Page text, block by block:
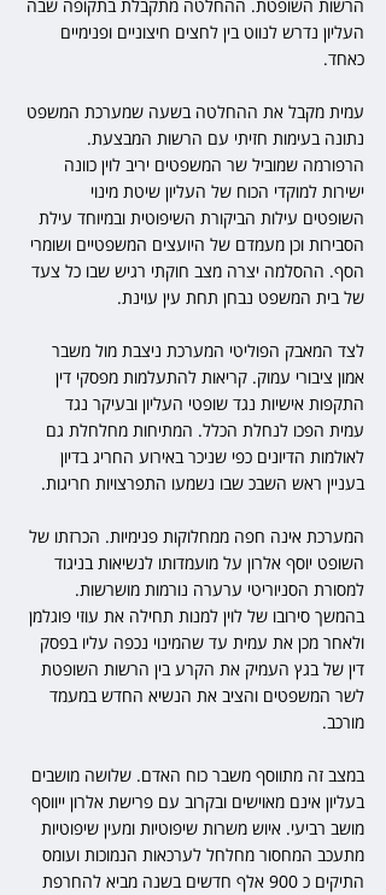
הרשות השופטת. ההחלטה מתקבלת בתקופה שבה
העליון נדרש לנווט בין לחצים חיצוניים ופנימיים
כאחד.
עמית מקבל את ההחלטה בשעה שמערכת המשפט
נתונה בעימות חזיתי עם הרשות המבצעת.
הרפורמה שמוביל שר המשפטים יריב לוין כוונה
ישירות למוקדי הכוח של העליון שיטת מינוי
השופטים עילות הביקורת השיפוטית ובמיוחד עילת
הסבירות וכן מעמדם של היועצים המשפטיים ושומרי
הסף. ההסלמה יצרה מצב חוקתי רגיש שבו כל צעד
של בית המשפט נבחן תחת עין עוינת.
לצד המאבק הפוליטי המערכת ניצבת מול משבר
אמון ציבורי עמוק. קריאות להתעלמות מפסקי דין
התקפות אישיות נגד שופטי העליון ובעיקר נגד
עמית הפכו לנחלת הכלל. המתיחות מחלחלת גם
לאולמות הדיונים כפי שניכר באירוע החריג בדיון
בעניין ראש השבכ שבו נשמעו התפרצויות חריגות.
המערכת אינה חפה ממחלוקות פנימיות. הכרזתו של
השופט יוסף אלרון על מועמדותו לנשיאות בניגוד
למסורת הסניוריטי ערערה נורמות מושרשות.
בהמשך סירובו של לוין למנות תחילה את עוזי פוגלמן
ולאחר מכן את עמית עד שהמינוי נכפה עליו בפסק
דין של בגץ העמיק את הקרע בין הרשות השופטת
לשר המשפטים והציב את הנשיא החדש במעמד
מורכב.
במצב זה מתווסף משבר כוח האדם. שלושה מושבים
בעליון אינם מאוישים ובקרוב עם פרישת אלרון ייווסף
מושב רביעי. איוש משרות שיפוטיות ומעין שיפוטיות
מתעכב המחסור מחלחל לערכאות הנמוכות ועומס
התיקים כ 900 אלף חדשים בשנה מביא להחרפת